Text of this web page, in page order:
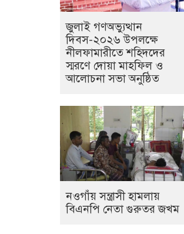
জুলাই গণঅভ্যুত্থান
দিবস-২০২৬ উপলক্ষে
নীলফামারীতে শহিদদের
স্মরণে দোয়া মাহফিল ও
আলোচনা সভা অনুষ্ঠিত
নওগাঁয় সন্ত্রাসী হামলায়
বিএনপি নেতা গুরুতর জখম